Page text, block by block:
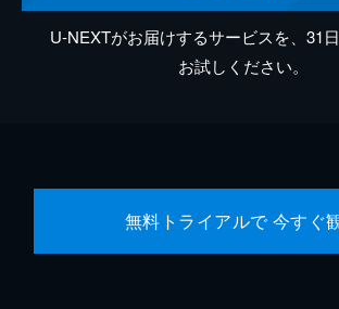
U-NEXTがお届けするサービスを、31
お試しください。
無料トライアルで 今すぐ